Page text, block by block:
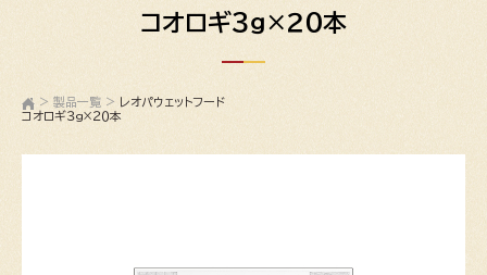
コオロギ３ｇ×２０本
> 製品一覧 > レオパウェットフード
コオロギ３ｇ×２０本